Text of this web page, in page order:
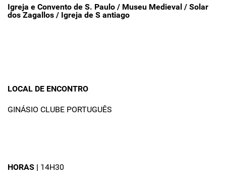
Igreja e Convento de S. Paulo / Museu Medieval / Solar
dos Zagallos / Igreja de S antiago
LOCAL DE ENCONTRO
GINÁSIO CLUBE PORTUGUÊS
HORAS | 14H30